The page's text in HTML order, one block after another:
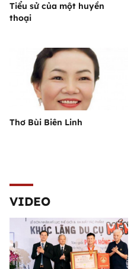
Tiểu sử của một huyền
thoại
Thơ Bùi Biên Linh
VIDEO